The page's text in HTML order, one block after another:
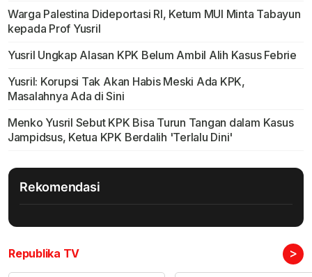
Warga Palestina Dideportasi RI, Ketum MUI Minta Tabayun
kepada Prof Yusril
Yusril Ungkap Alasan KPK Belum Ambil Alih Kasus Febrie
Yusril: Korupsi Tak Akan Habis Meski Ada KPK,
Masalahnya Ada di Sini
Menko Yusril Sebut KPK Bisa Turun Tangan dalam Kasus
Jampidsus, Ketua KPK Berdalih 'Terlalu Dini'
Rekomendasi
Republika TV >